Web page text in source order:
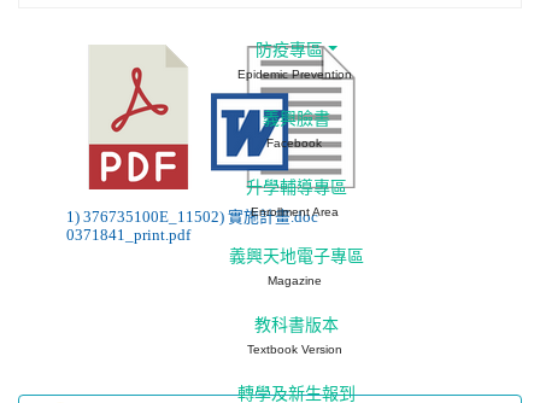
1) 376735100E_1150
0371841_print.pdf
2) 實施計畫.doc
防疫專區
Epidemic Prevention
義興臉書
Facebook
升學輔導專區
Enrollment Area
義興天地電子專區
Magazine
教科書版本
Textbook Version
轉學及新生報到